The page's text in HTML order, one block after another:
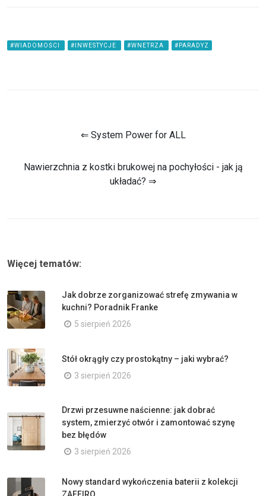
#WIADOMOŚCI #INWESTYCJE #WNETRZA #PARADYZ
⇐ System Power for ALL
Nawierzchnia z kostki brukowej na pochyłości - jak ją
układać? ⇒
Więcej tematów:
Jak dobrze zorganizować strefę zmywania w
kuchni? Poradnik Franke
5 sierpień 2026
Stół okrągły czy prostokątny – jaki wybrać?
3 sierpień 2026
Drzwi przesuwne naścienne: jak dobrać
system, zmierzyć otwór i zamontować szynę
bez błędów
3 sierpień 2026
Nowy standard wykończenia baterii z kolekcji